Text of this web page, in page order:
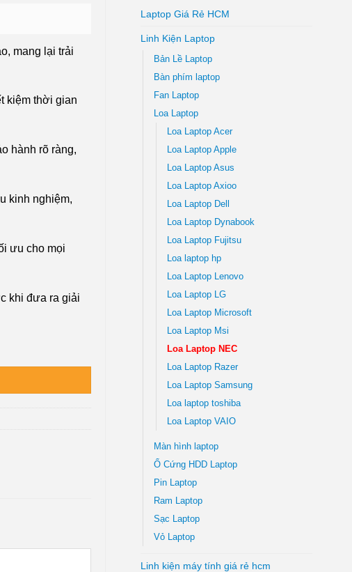
Laptop Giá Rẻ HCM
Linh Kiện Laptop
Bản Lề Laptop
Bàn phím laptop
Fan Laptop
Loa Laptop
Loa Laptop Acer
Loa Laptop Apple
Loa Laptop Asus
Loa Laptop Axioo
Loa Laptop Dell
Loa Laptop Dynabook
Loa Laptop Fujitsu
Loa laptop hp
Loa Laptop Lenovo
Loa Laptop LG
Loa Laptop Microsoft
Loa Laptop Msi
Loa Laptop NEC
Loa Laptop Razer
Loa Laptop Samsung
Loa laptop toshiba
Loa Laptop VAIO
Màn hình laptop
Ổ Cứng HDD Laptop
Pin Laptop
Ram Laptop
Sạc Laptop
Vỏ Laptop
Linh kiện máy tính giá rẻ hcm
mang lại trải
kiệm thời gian
hành rõ ràng,
kinh nghiệm,
ưu cho mọi
khi đưa ra giải
Gần Đây | Giá Tốt TPHCM số lượng